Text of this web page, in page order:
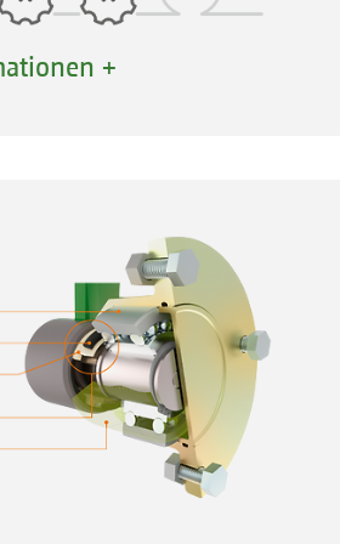
Boden verändert wird
Scheibenreihe arbeiten
Tiefe
kurzzeitiger Veränderung
um z. B. in Fahrgassen oder
tiefer zu arbeiten
+